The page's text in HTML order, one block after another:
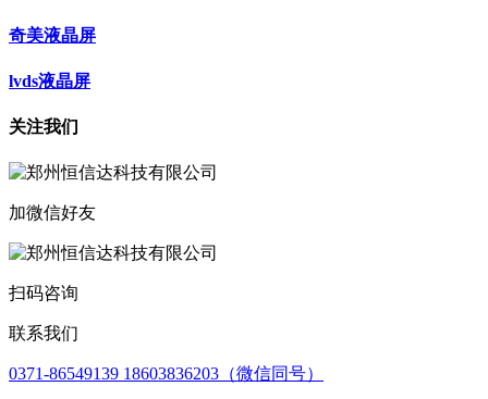
奇美液晶屏
lvds液晶屏
关注我们
加微信好友
扫码咨询
联系我们
0371-86549139 18603836203（微信同号）